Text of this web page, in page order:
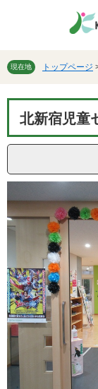
先
で
を
ば
本
へ
現在地 トップページ
北新宿児童